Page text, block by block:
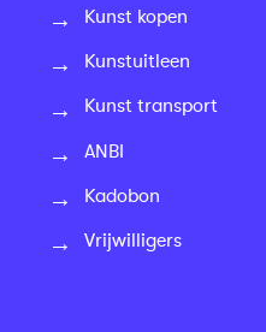
Kunst kopen
Kunstuitleen
Kunst transport
ANBI
Kadobon
Vrijwilligers